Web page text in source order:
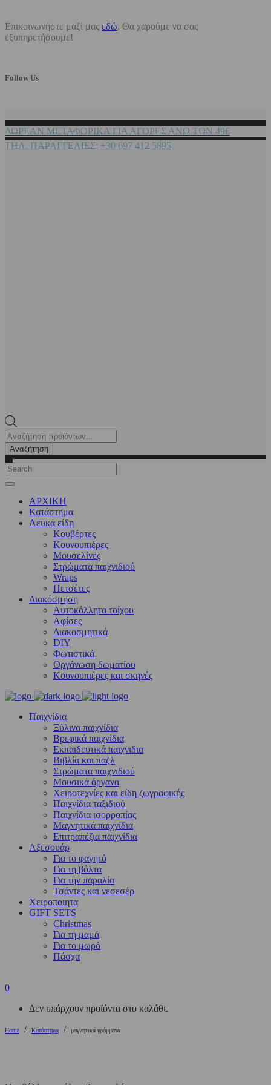
Επικοινωνήστε μαζί μας εδώ. Θα χαρούμε να σας
εξυπηρετήσουμε!
Follow Us
ΔΩΡΕΑΝ ΜΕΤΑΦΟΡΙΚΑ ΓΙΑ ΑΓΟΡΕΣ ΑΝΩ ΤΩΝ 49€
ΤΗΛ. ΠΑΡΑΓΓΕΛΙΕΣ: +30 697 412 5895
Products
search
Αναζήτηση
ΑΡΧΙΚΗ
Κατάστημα
Λευκά είδη
Kουβέρτες
Κουνουπιέρες
Μουσελίνες
Στρώματα παιχνιδιού
Wraps
Πετσέτες
Διακόσμηση
Αυτοκόλλητα τοίχου
Αφίσες
Διακοσμητικά
DIY
Φωτιστικά
Οργάνωση δωματίου
Κουνουπιέρες και σκηνές
Παιχνίδια
Ξύλινα παιχνίδια
Βρεφικά παιχνίδια
Εκπαιδευτικά παιχνιδια
Βιβλία και παζλ
Στρώματα παιχνιδιού
Μουσικά όργανα
Χειροτεχνίες και είδη ζωγραφικής
Παιχνίδια ταξιδιού
Παιχνίδια ισορροπίας
Μαγνητικά παιχνίδια
Επιτραπέζια παιχνίδια
Αξεσουάρ
Για το φαγητό
Για τη βόλτα
Για την παραλία
Τσάντες και νεσεσέρ
Χειροποιητα
GIFT SETS
Christmas
Για τη μαμά
Για το μωρό
Πάσχα
0
Δεν υπάρχουν προϊόντα στο καλάθι.
Home / Κατάστημα / μαγνητικά γράμματα